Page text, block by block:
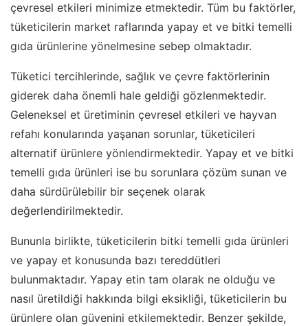
çevresel etkileri minimize etmektedir. Tüm bu faktörler,
tüketicilerin market raflarında yapay et ve bitki temelli
gıda ürünlerine yönelmesine sebep olmaktadır.
Tüketici tercihlerinde, sağlık ve çevre faktörlerinin
giderek daha önemli hale geldiği gözlenmektedir.
Geleneksel et üretiminin çevresel etkileri ve hayvan
refahı konularında yaşanan sorunlar, tüketicileri
alternatif ürünlere yönlendirmektedir. Yapay et ve bitki
temelli gıda ürünleri ise bu sorunlara çözüm sunan ve
daha sürdürülebilir bir seçenek olarak
değerlendirilmektedir.
Bununla birlikte, tüketicilerin bitki temelli gıda ürünleri
ve yapay et konusunda bazı tereddütleri
bulunmaktadır. Yapay etin tam olarak ne olduğu ve
nasıl üretildiği hakkında bilgi eksikliği, tüketicilerin bu
ürünlere olan güvenini etkilemektedir. Benzer şekilde,